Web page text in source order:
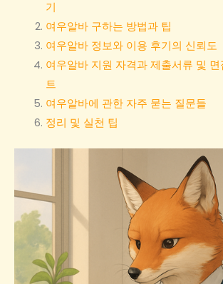
기
여우알바 구하는 방법과 팁
여우알바 정보와 이용 후기의 신뢰도
여우알바 지원 자격과 제출서류 및
트
여우알바에 관한 자주 묻는 질문들
정리 및 실천 팁